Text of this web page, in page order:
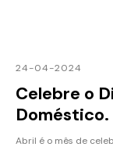
24-04-2024
Celebre o
Doméstico.
Abril é o mês de